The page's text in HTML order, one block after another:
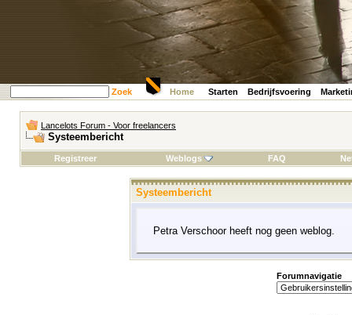
Zoek Home Starten Bedrijfsvoering
Lancelots Forum - Voor freelancers
Systeembericht
Registreer Weblogs FAQ
Systeembericht
Petra Verschoor heeft nog geen weblog.
Forumnavigatie